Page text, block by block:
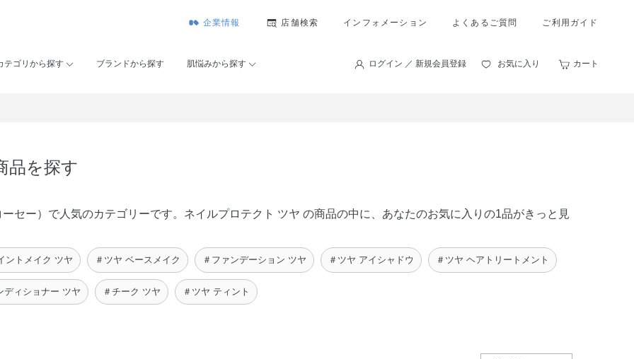
企業情報 店舗検索 インフォメーション よくあるご質問 ご利用ガイド
テゴリから探す ブランドから探す 肌悩みから探す ログイン ／ 新規会員登録 お気に入り カート
品を探す
セー）で人気のカテゴリーです。ネイルプロテクト ツヤ の商品の中に、あなたのお気に入りの1品がきっと見
ントメイク ツヤ ＃ツヤ ベースメイク ＃ファンデーション ツヤ ＃ツヤ アイシャドウ ＃ツヤ ヘアトリートメント
ディショナー ツヤ ＃チーク ツヤ ＃ツヤ ティント